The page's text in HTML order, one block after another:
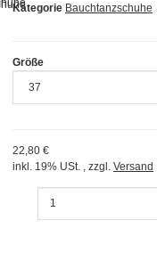
Kategorie Bauchtanzschuhe
Größe
22,80 €
inkl. 19% USt. , zzgl. Versand